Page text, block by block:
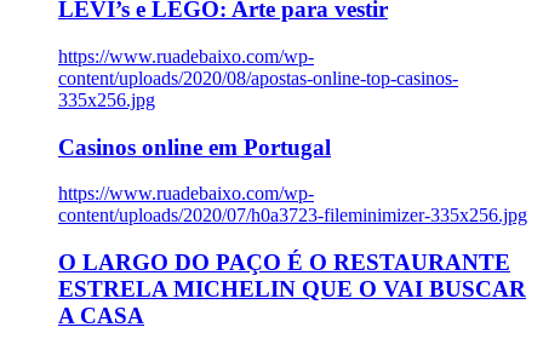
LEVI’s e LEGO: Arte para vestir
https://www.ruadebaixo.com/wp-
content/uploads/2020/08/apostas-online-top-casinos-
335x256.jpg
Casinos online em Portugal
https://www.ruadebaixo.com/wp-
content/uploads/2020/07/h0a3723-fileminimizer-335x256.jpg
O LARGO DO PAÇO É O RESTAURANTE
ESTRELA MICHELIN QUE O VAI BUSCAR
A CASA